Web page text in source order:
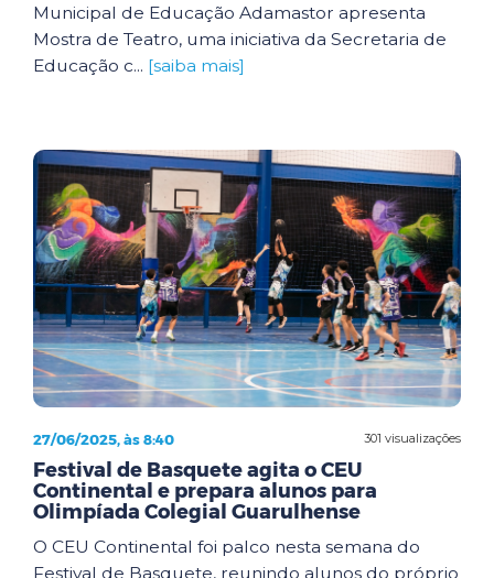
Municipal de Educação Adamastor apresenta
Mostra de Teatro, uma iniciativa da Secretaria de
Educação c... [saiba mais]
301 visualizações
27/06/2025, às 8:40
Festival de Basquete agita o CEU
Continental e prepara alunos para
Olimpíada Colegial Guarulhense
O CEU Continental foi palco nesta semana do
Festival de Basquete, reunindo alunos do próprio